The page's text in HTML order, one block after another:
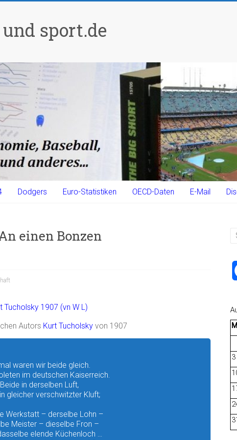
sport.de
Dodgers Euro-Statistiken OECD-Daten E-Mail
einen Bonzen
Autors Kurt Tucholskyvon 1907
waren wir beide gleich.
im deutschen Kaiserreich.
Beide in derselben Luft,
gleicher verschwitzter Kluft;
Werkstatt – derselbe Lohn –
Meister – dieselbe Fron –
elende Küchenloch …
M
3